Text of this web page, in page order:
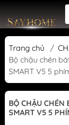
Trang chủ /
Bộ chậu chén
SMART V5 5
BỘ CHẬU CHÉN
SMART V5 5